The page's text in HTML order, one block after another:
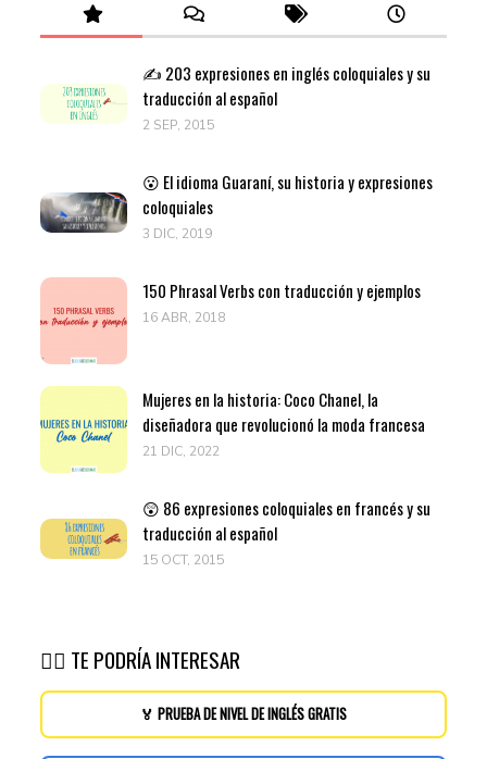
✍️ 203 expresiones en inglés coloquiales y su
traducción al español
2 SEP, 2015
😮 El idioma Guaraní, su historia y expresiones
coloquiales
3 DIC, 2019
150 Phrasal Verbs con traducción y ejemplos
16 ABR, 2018
Mujeres en la historia: Coco Chanel, la
diseñadora que revolucionó la moda francesa
21 DIC, 2022
😲 86 expresiones coloquiales en francés y su
traducción al español
15 OCT, 2015
👉🏽 TE PODRÍA INTERESAR
🏅 PRUEBA DE NIVEL DE INGLÉS GRATIS